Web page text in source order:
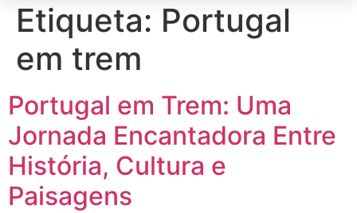
Etiqueta: Portugal
em trem
Portugal em Trem: Uma
Jornada Encantadora Entre
História, Cultura e
Paisagens